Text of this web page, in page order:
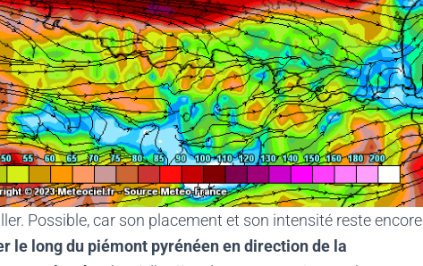
Possible, car son placement et son intensité reste encore
le long du piémont pyrénéen en direction de la